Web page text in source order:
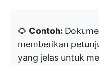
🌻 Contoh:
memberikan
yang jelas untuk